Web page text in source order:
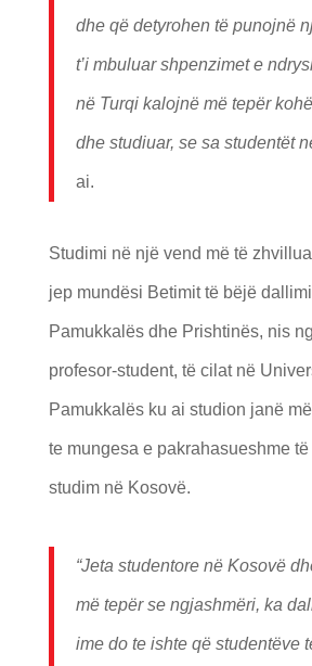
dhe që detyrohen të punojnë
t’i mbuluar shpenzimet e
në Turqi kalojnë më tepër
dhe studiuar, se sa studentët
ai.
Studimi në një vend më të
jep mundësi Betimit të bëjë
Pamukkalës dhe Prishtinës, nis
profesor-student, të cilat në
Pamukkalës ku ai studion janë
te mungesa e pakrahasueshme
studim në Kosovë.
“Jeta studentore në Kosovë
më tepër se ngjashmëri, ka
ime do te ishte që studentëve